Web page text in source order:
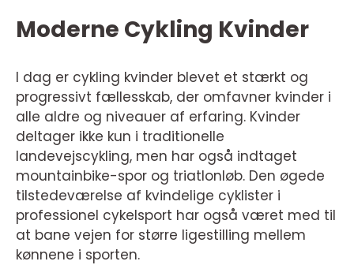
Moderne Cykling Kvinder
I dag er cykling kvinder blevet et stærkt og
progressivt fællesskab, der omfavner kvinder i
alle aldre og niveauer af erfaring. Kvinder
deltager ikke kun i traditionelle
landevejscykling, men har også indtaget
mountainbike-spor og triatlonløb. Den øgede
tilstedeværelse af kvindelige cyklister i
professionel cykelsport har også været med til
at bane vejen for større ligestilling mellem
kønnene i sporten.